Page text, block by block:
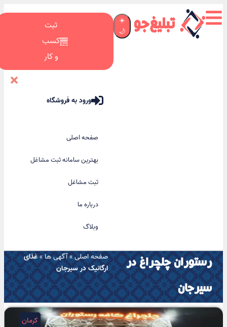
☀️
🌙
ثبت
کسب
و کار
ورود به فروشگاه
صفحه اصلی
بهترین سامانه ثبت مشاغل
ثبت مشاغل
درباره ما
وبلاگ
رستوران چلچراغ در
سیرجان
صفحه اصلی»آگهی ها»غذای
ارگانیک در سیرجان
کرمان